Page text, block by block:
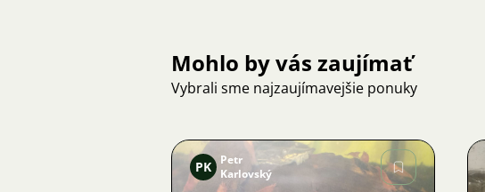
Mohlo by vás zaujímať
Vybrali sme najzaujímavejšie ponuky
PK
Petr
Karlovský